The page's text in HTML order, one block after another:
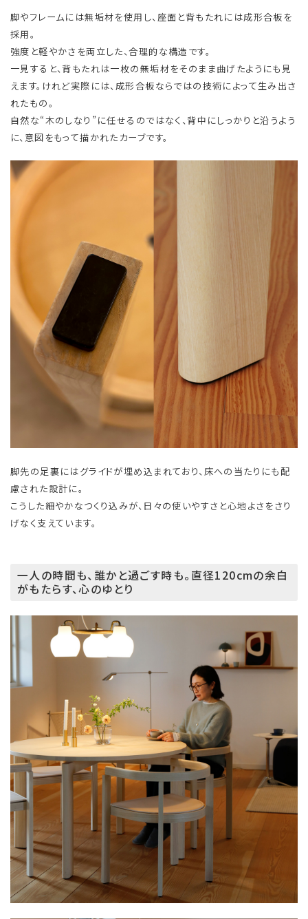
脚やフレームには無垢材を使用し、座面と背もたれには成形合板を
採用。
強度と軽やかさを両立した、合理的な構造です。
一見すると、背もたれは一枚の無垢材をそのまま曲げたようにも見
えます。けれど実際には、成形合板ならではの技術によって生み出さ
れたもの。
自然な“木のしなり”に任せるのではなく、背中にしっかりと沿うよう
に、意図をもって描かれたカーブです。
脚先の足裏にはグライドが埋め込まれており、床への当たりにも配
慮された設計に。
こうした細やかなつくり込みが、日々の使いやすさと心地よさをさり
げなく支えています。
一人の時間も、誰かと過ごす時も。直径120cmの余白
がもたらす、心のゆとり